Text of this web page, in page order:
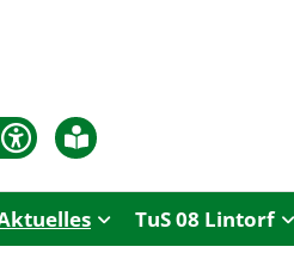
TuS 08 Lintorf